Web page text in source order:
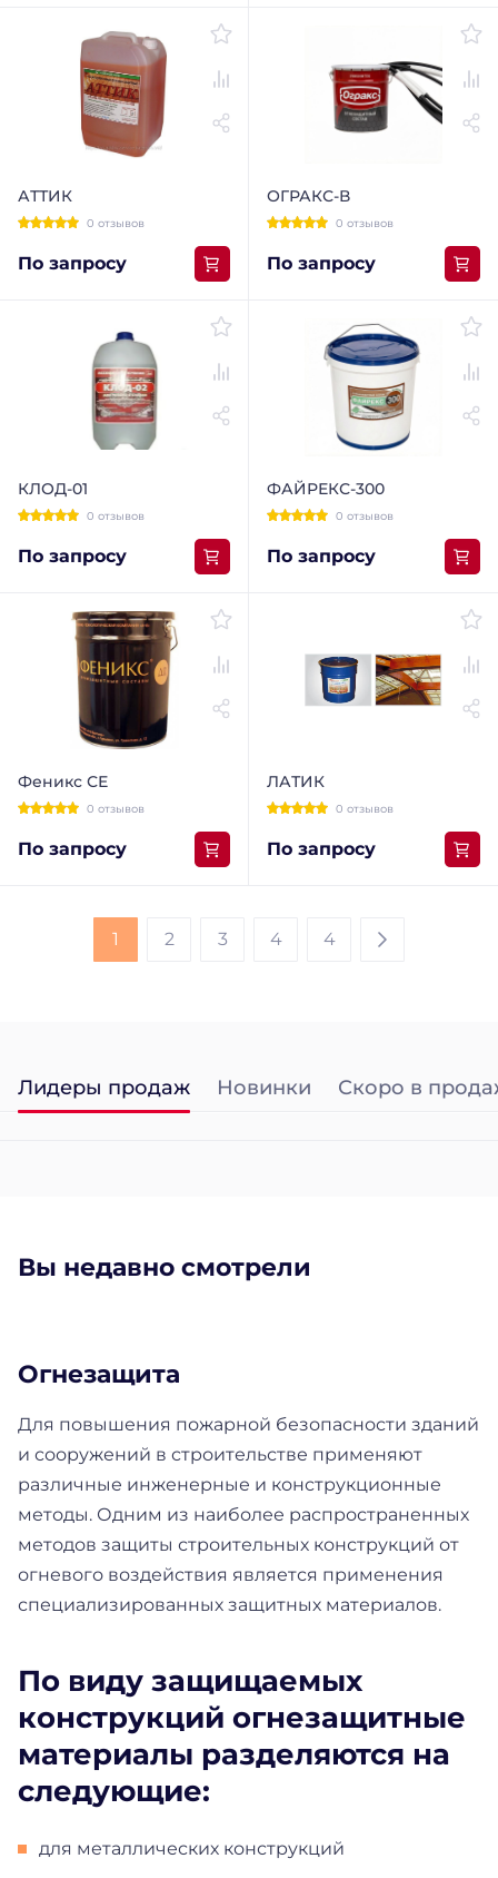
АТТИК
0 отзывов
По запросу
ОГРАКС-В
0 отзывов
По запросу
КЛОД-01
0 отзывов
По запросу
ФАЙРЕКС-300
0 отзывов
По запросу
Феникс СЕ
0 отзывов
По запросу
ЛАТИК
0 отзывов
По запросу
1 2 3 4 4
Лидеры продаж Новинки Скоро в
Вы недавно смотрели
Огнезащита
Для повышения пожарной безопасности зданий
и сооружений в строительстве применяют
различные инженерные и конструкционные
методы. Одним из наиболее распространенных
методов защиты строительных конструкций от
огневого воздействия является применения
специализированных защитных материалов.
По виду защищаемых
конструкций огнезащитные
материалы разделяются на
следующие:
для металлических конструкций